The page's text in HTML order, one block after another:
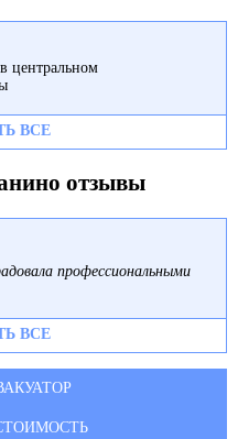
центральном
ВСЕ
отзывы
профессиональными
ВСЕ